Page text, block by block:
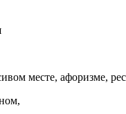
месте, афоризме,